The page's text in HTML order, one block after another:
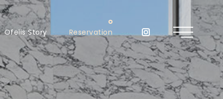
Ofelis Story Reservation